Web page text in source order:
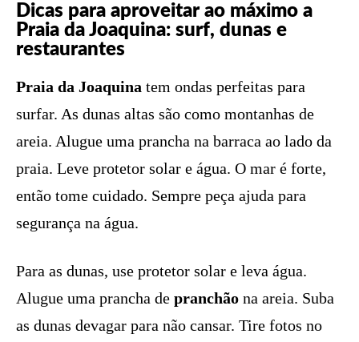
Dicas para aproveitar ao máximo a
Praia da Joaquina: surf, dunas e
restaurantes
Praia da Joaquina tem ondas perfeitas para
surfar. As dunas altas são como montanhas de
areia. Alugue uma prancha na barraca ao lado da
praia. Leve protetor solar e água. O mar é forte,
então tome cuidado. Sempre peça ajuda para
segurança na água.
Para as dunas, use protetor solar e leva água.
Alugue uma prancha de pranchão na areia. Suba
as dunas devagar para não cansar. Tire fotos no